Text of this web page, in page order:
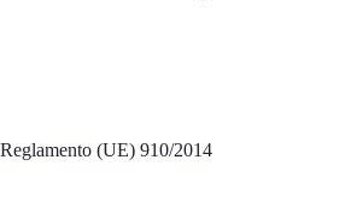
Reglamento (UE) 910/2014